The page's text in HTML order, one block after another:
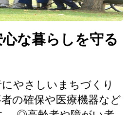
な暮らしを守る
やさしいまちづくり
の確保や医療機器など